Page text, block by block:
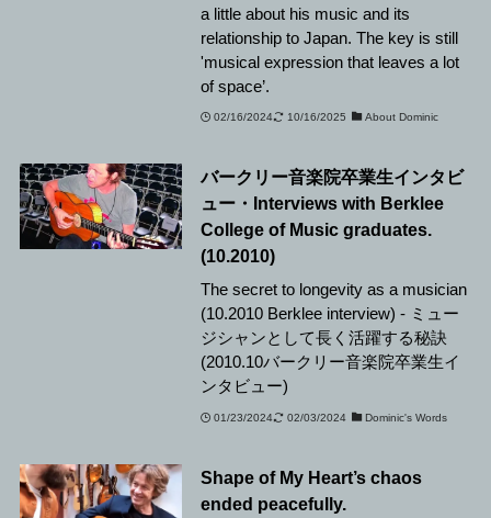
a little about his music and its
relationship to Japan. The key is still
'musical expression that leaves a lot
of space’.
02/16/2024 10/16/2025 About Dominic
バークリー音楽院卒業生インタビ
ュー・Interviews with Berklee
College of Music graduates.
(10.2010)
The secret to longevity as a musician
(10.2010 Berklee interview) - ミュー
ジシャンとして長く活躍する秘訣
(2010.10バークリー音楽院卒業生イ
ンタビュー)
01/23/2024 02/03/2024 Dominic's Words
Shape of My Heart’s chaos
ended peacefully.